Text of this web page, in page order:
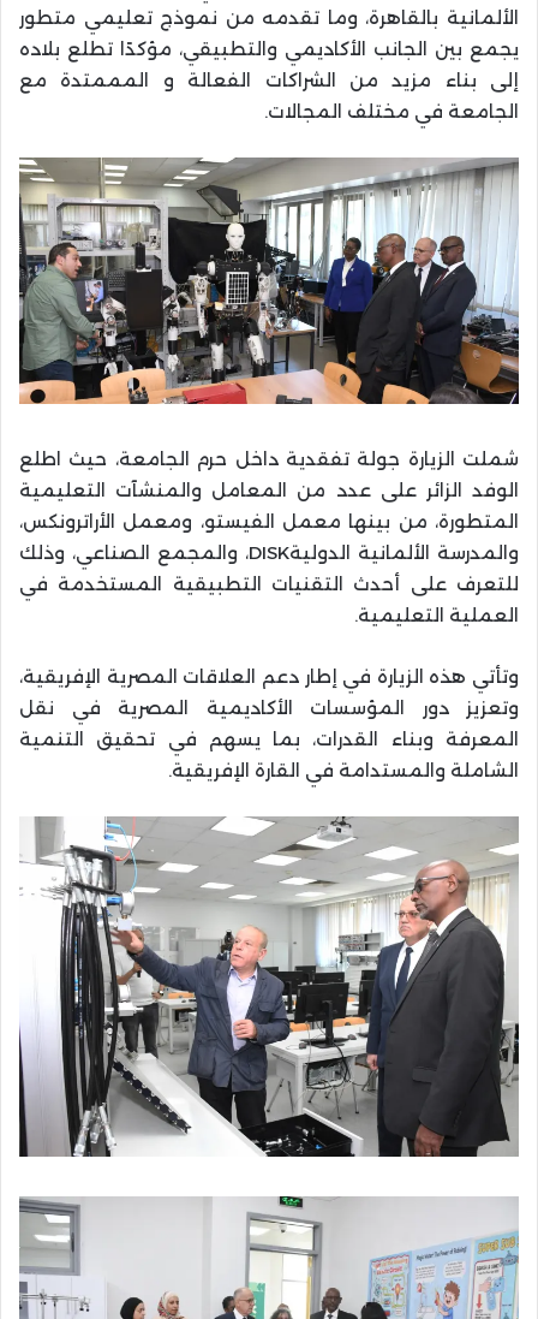
الألمانية بالقاهرة، وما تقدمه من نموذج تعليمي متطور
يجمع بين الجانب الأكاديمي والتطبيقي، مؤكدًا تطلع بلاده
إلى بناء مزيد من الشراكات الفعالة و المممتدة مع
الجامعة في مختلف المجالات.
شملت الزيارة جولة تفقدية داخل حرم الجامعة، حيث اطلع
الوفد الزائر على عدد من المعامل والمنشآت التعليمية
المتطورة، من بينها معمل الفيستو، ومعمل الأراترونكس،
والمدرسة الألمانية الدوليةDISK، والمجمع الصناعي، وذلك
للتعرف على أحدث التقنيات التطبيقية المستخدمة في
العملية التعليمية.
وتأتي هذه الزيارة في إطار دعم العلاقات المصرية الإفريقية،
وتعزيز دور المؤسسات الأكاديمية المصرية في نقل
المعرفة وبناء القدرات، بما يسهم في تحقيق التنمية
الشاملة والمستدامة في القارة الإفريقية.